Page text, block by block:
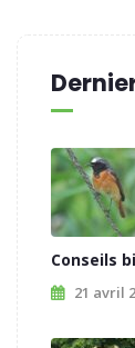
Conseils
21 avril